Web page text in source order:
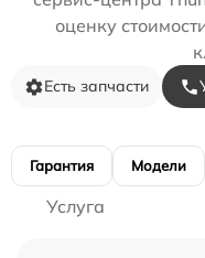
оценку
Есть запчасти
Гарантия Модели
Услуга